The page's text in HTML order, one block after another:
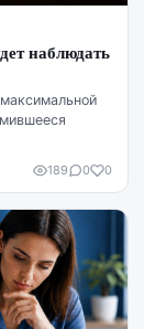
наблюдать
189 0 0